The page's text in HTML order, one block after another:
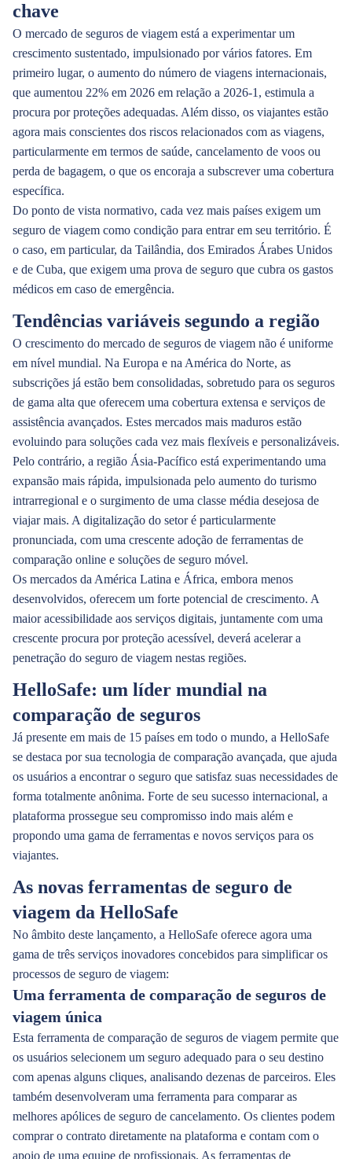
chave
O mercado de seguros de viagem está a experimentar um
crescimento sustentado, impulsionado por vários fatores. Em
primeiro lugar, o aumento do número de viagens internacionais,
que aumentou 22% em 2026 em relação a 2026-1, estimula a
procura por proteções adequadas. Além disso, os viajantes estão
agora mais conscientes dos riscos relacionados com as viagens,
particularmente em termos de saúde, cancelamento de voos ou
perda de bagagem, o que os encoraja a subscrever uma cobertura
específica.
Do ponto de vista normativo, cada vez mais países exigem um
seguro de viagem como condição para entrar em seu território. É
o caso, em particular, da Tailândia, dos Emirados Árabes Unidos
e de Cuba, que exigem uma prova de seguro que cubra os gastos
médicos em caso de emergência.
Tendências variáveis segundo a região
O crescimento do mercado de seguros de viagem não é uniforme
em nível mundial. Na Europa e na América do Norte, as
subscrições já estão bem consolidadas, sobretudo para os seguros
de gama alta que oferecem uma cobertura extensa e serviços de
assistência avançados. Estes mercados mais maduros estão
evoluindo para soluções cada vez mais flexíveis e personalizáveis.
Pelo contrário, a região Ásia-Pacífico está experimentando uma
expansão mais rápida, impulsionada pelo aumento do turismo
intrarregional e o surgimento de uma classe média desejosa de
viajar mais. A digitalização do setor é particularmente
pronunciada, com uma crescente adoção de ferramentas de
comparação online e soluções de seguro móvel.
Os mercados da América Latina e África, embora menos
desenvolvidos, oferecem um forte potencial de crescimento. A
maior acessibilidade aos serviços digitais, juntamente com uma
crescente procura por proteção acessível, deverá acelerar a
penetração do seguro de viagem nestas regiões.
HelloSafe: um líder mundial na
comparação de seguros
Já presente em mais de 15 países em todo o mundo, a HelloSafe
se destaca por sua tecnologia de comparação avançada, que ajuda
os usuários a encontrar o seguro que satisfaz suas necessidades de
forma totalmente anônima. Forte de seu sucesso internacional, a
plataforma prossegue seu compromisso indo mais além e
propondo uma gama de ferramentas e novos serviços para os
viajantes.
As novas ferramentas de seguro de
viagem da HelloSafe
No âmbito deste lançamento, a HelloSafe oferece agora uma
gama de três serviços inovadores concebidos para simplificar os
processos de seguro de viagem:
Uma ferramenta de comparação de seguros de
viagem única
Esta ferramenta de comparação de seguros de viagem permite que
os usuários selecionem um seguro adequado para o seu destino
com apenas alguns cliques, analisando dezenas de parceiros. Eles
também desenvolveram uma ferramenta para comparar as
melhores apólices de seguro de cancelamento. Os clientes podem
comprar o contrato diretamente na plataforma e contam com o
apoio de uma equipe de profissionais. As ferramentas de